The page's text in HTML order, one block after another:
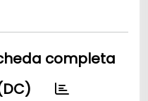
completa